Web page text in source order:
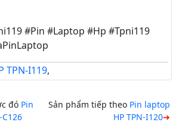
#Pin #Laptop #Hp #Tpni119
TPN-I119,
đó Pin
Sản phẩm tiếp theo Pin laptop
HP TPN-I120